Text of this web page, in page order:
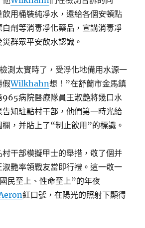
飲用桶裝純凈水，還給各個安頓點
劑等消毒凈化藥品，宣講消毒凈
群眾平安飲水認識。
測太實時了，受淨化地備用水源一
假Wilkhahn想！”在舒蘭市金馬鎮
965病院醫療隊員王淑艷將幾口水
知駐點村干部，他們第一時光給
，并貼上了“制止飲用”的標識。
干部模擬甲士的舉措，敬了個并
艷率領戰友當即行禮。這一敬一
民至上、性命至上”的年夜
紅口號，在陽光的照射下顯得